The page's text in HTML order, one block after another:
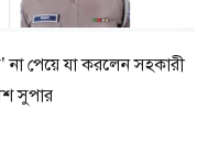
না পেয়ে যা করলেন সহকারী
সুপার